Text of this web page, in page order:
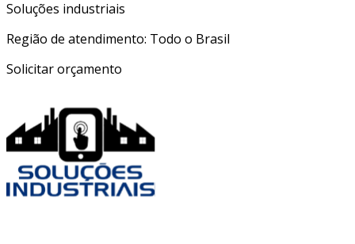
Soluções industriais
Região de atendimento: Todo o Brasil
Solicitar orçamento